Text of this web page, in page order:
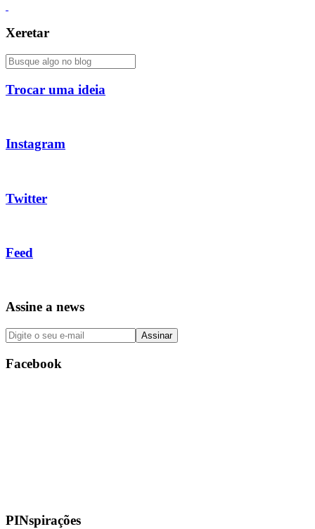
Xeretar
Trocar uma ideia
Instagram
Twitter
Feed
Assine a news
Facebook
PINspirações